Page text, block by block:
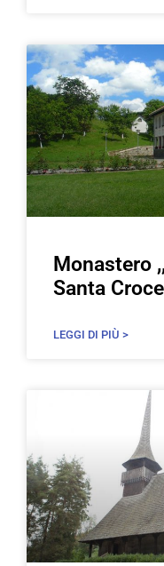
Monastero
Santa
LEGGI DI PIÙ >